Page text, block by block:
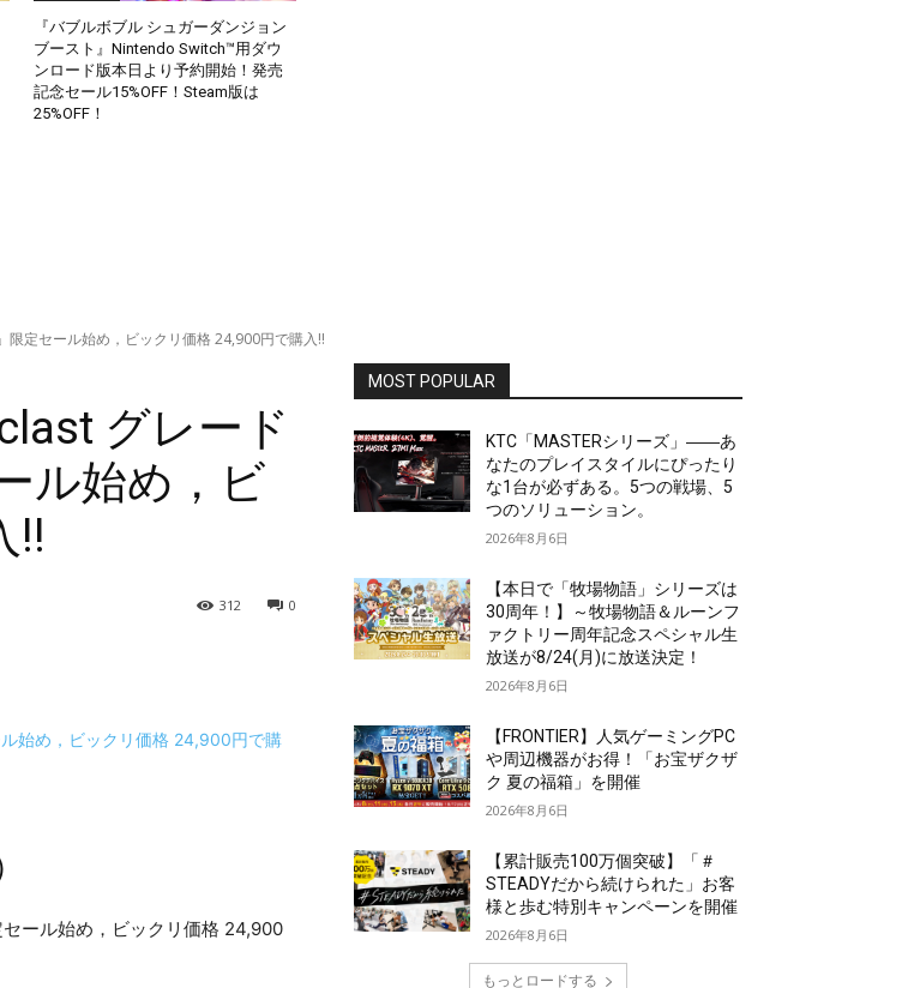
『バブルボブル シュガーダンジョン
ブースト』Nintendo Switch™用ダウ
ンロード版本日より予約開始！発売
記念セール15%OFF！Steam版は
25%OFF！